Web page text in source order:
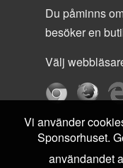
Du påminns
besöker en
Välj
Vi använder
Sponsorhuset.
användandet